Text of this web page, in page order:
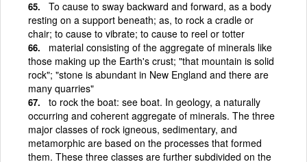
To cause to sway backward and forward, as a body
resting on a support beneath; as, to rock a cradle or
chair; to cause to vibrate; to cause to reel or totter
material consisting of the aggregate of minerals like
those making up the Earth's crust; "that mountain is solid
rock"; "stone is abundant in New England and there are
many quarries"
to rock the boat: see boat. In geology, a naturally
occurring and coherent aggregate of minerals. The three
major classes of rock igneous, sedimentary, and
metamorphic are based on the processes that formed
them. These three classes are further subdivided on the